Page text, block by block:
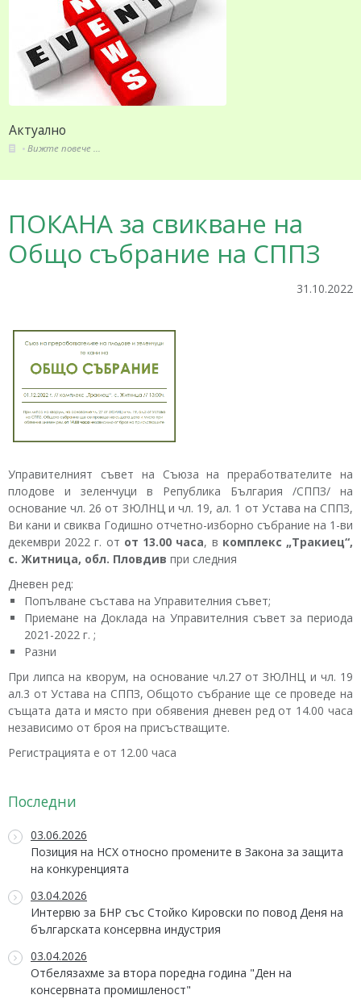
Актуално
Вижте повече ...
ПОКАНА за свикване на
Общо събрание на СППЗ
31.10.2022
Управителният съвет на Съюза на преработвателите на
плодове и зеленчуци в Република България /СППЗ/ на
основание чл. 26 от ЗЮЛНЦ и чл. 19, ал. 1 от Устава на СППЗ,
Ви кани и свиква Годишно отчетно-изборно събрание на 1-ви
декември 2022 г. от от 13.00 часа, в комплекс „Тракиец“,
с. Житница, обл. Пловдив при следния
Дневен ред:
Попълване състава на Управителния съвет;
Приемане на Доклада на Управителния съвет за периода
2021-2022 г. ;
Разни
При липса на кворум, на основание чл.27 от ЗЮЛНЦ и чл. 19
ал.3 от Устава на СППЗ, Общото събрание ще се проведе на
същата дата и място при обявения дневен ред от 14.00 часа
независимо от броя на присъстващите.
Регистрацията е от 12.00 часа
Последни
03.06.2026
Позиция на НСХ относно промените в Закона за защита
на конкуренцията
03.04.2026
Интервю за БНР със Стойко Кировски по повод Деня на
българската консервна индустрия
03.04.2026
Отбелязахме за втора поредна година "Ден на
консервната промишленост"